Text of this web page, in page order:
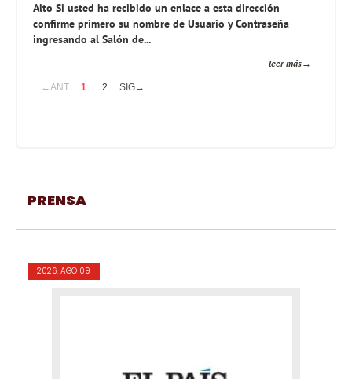
Alto Si usted ha recibido un enlace a esta dirección
confirme primero su nombre de Usuario y Contraseña
ingresando al Salón de...
leer más
←ANT 1 2 SIG→
PRENSA
2026, AGO 09